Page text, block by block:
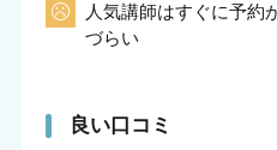
人気講師はすぐに予約
づらい
良い口コミ